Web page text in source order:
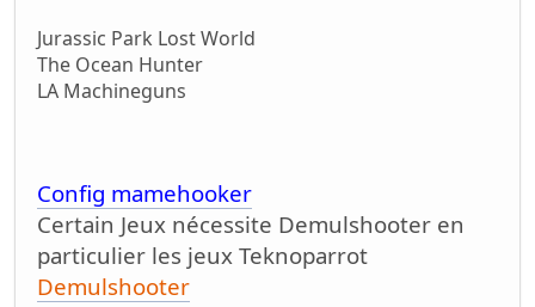
Jurassic Park Lost World
The Ocean Hunter
LA Machineguns
Config mamehooker
Certain Jeux nécessite Demulshooter en
particulier les jeux Teknoparrot
Demulshooter